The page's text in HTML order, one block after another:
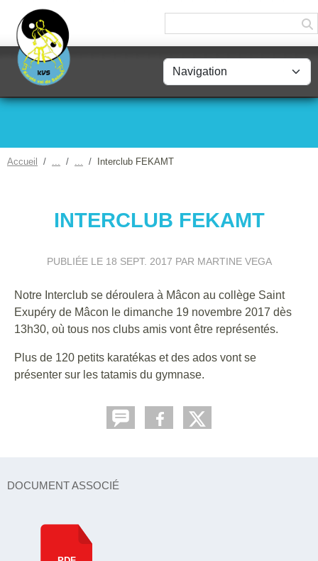
Accueil Interclub FEKAMT
INTERCLUB FEKAMT
PUBLIÉE LE 18 SEPT. 2017 PAR MARTINE VEGA
Notre Interclub se déroulera à Mâcon au collège Saint
Exupéry de Mâcon le dimanche 19 novembre 2017 dès
13h30, où tous nos clubs amis vont être représentés.
Plus de 120 petits karatékas et des ados vont se
présenter sur les tatamis du gymnase.
DOCUMENT ASSOCIÉ
Panneau de gestion des cookies